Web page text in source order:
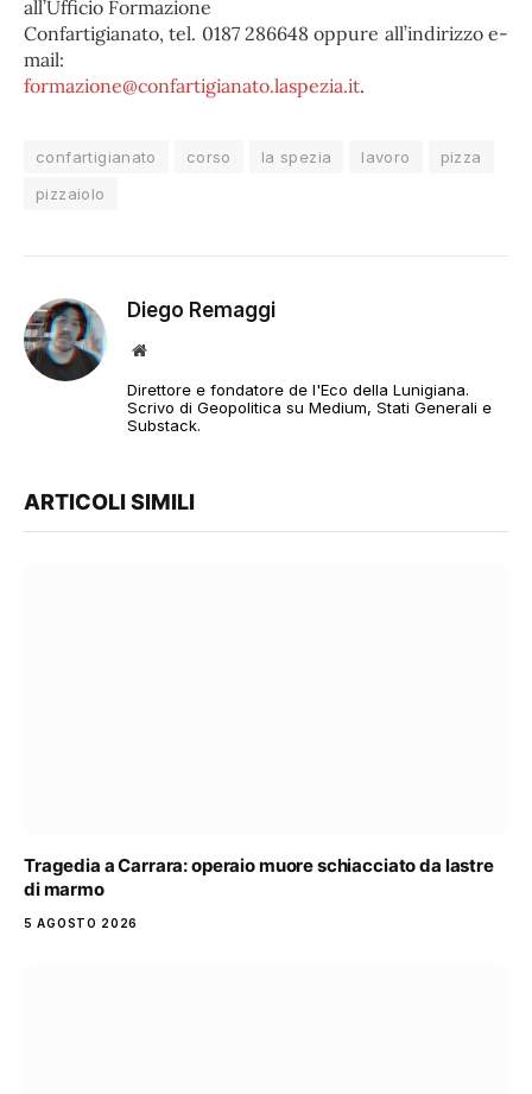
all’Ufficio Formazione
Confartigianato, tel. 0187 286648 oppure all’indirizzo e-
mail:
formazione@confartigianato.laspezia.it.
confartigianato corso la spezia lavoro
pizza
pizzaiolo
Diego Remaggi
Sito
Direttore e fondatore de l'Eco della Lunigiana.
Scrivo di Geopolitica su Medium, Stati Generali e
Substack.
ARTICOLI SIMILI
Tragedia a Carrara: operaio muore schiacciato da lastre
di marmo
5 AGOSTO 2026